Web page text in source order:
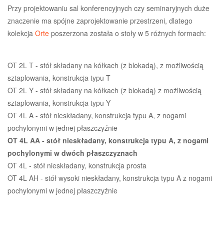
Przy projektowaniu sal konferencyjnych czy seminaryjnych duże
znaczenie ma spójne zaprojektowanie przestrzeni, dlatego
kolekcja Orte poszerzona została o stoły w 5 różnych formach:
OT 2L T - stół składany na kółkach (z blokadą), z możliwością
sztaplowania, konstrukcja typu T
OT 2L Y - stół składany na kółkach (z blokadą) z możliwością
sztaplowania, konstrukcja typu Y
OT 4L A - stół nieskładany, konstrukcja typu A, z nogami
pochylonymi w jednej płaszczyźnie
OT 4L AA - stół nieskładany, konstrukcja typu A, z nogami
pochylonymi w dwóch płaszczyznach
OT 4L - stół nieskładany, konstrukcja prosta
OT 4L AH - stół wysoki nieskładany, konstrukcja typu A z nogami
pochylonymi w jednej płaszczyźnie